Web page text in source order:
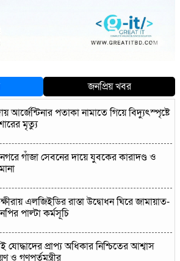
জনপ্রিয় খবর
আর্জেন্টিনার পতাকা নামাতে গিয়ে বিদ্যুৎস্পৃষ্টে
মৃত্যু
গাঁজা সেবনের দায়ে যুবকের কারাদণ্ড ও
এলজিইডির রাস্তা উদ্বোধন ঘিরে জামায়াত-
পাল্টা কর্মসূচি
যোদ্ধাদের প্রাপ্য অধিকার নিশ্চিতের আশ্বাস
ও গণপূর্তমন্ত্রীর